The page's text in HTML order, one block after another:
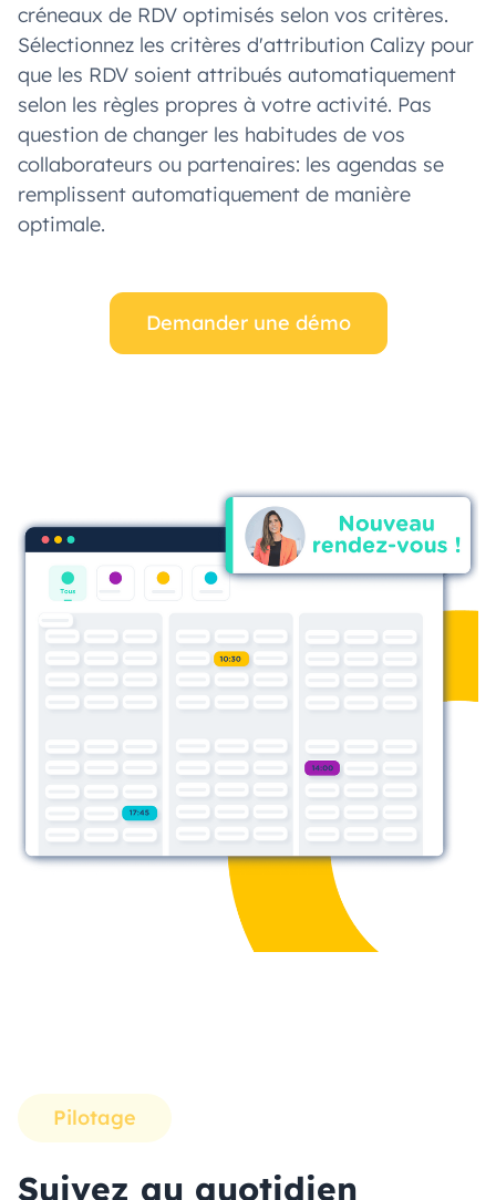
créneaux de RDV optimisés selon vos critères.
Sélectionnez les critères d'attribution Calizy pour
que les RDV soient attribués automatiquement
selon les règles propres à votre activité. Pas
question de changer les habitudes de vos
collaborateurs ou partenaires: les agendas se
remplissent automatiquement de manière
optimale.
Demander une démo
Pilotage
Suivez au quotidien